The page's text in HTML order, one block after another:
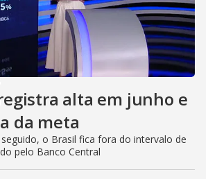
alta em junho e
da meta
o Brasil fica fora do intervalo de
pelo Banco Central